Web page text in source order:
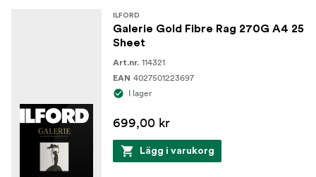
ILFORD
Galerie Gold Fibre Rag 270G A4 25
Sheet
Art.nr. 114321
EAN 4027501223697
I lager
699,00 kr
Lägg i varukorg